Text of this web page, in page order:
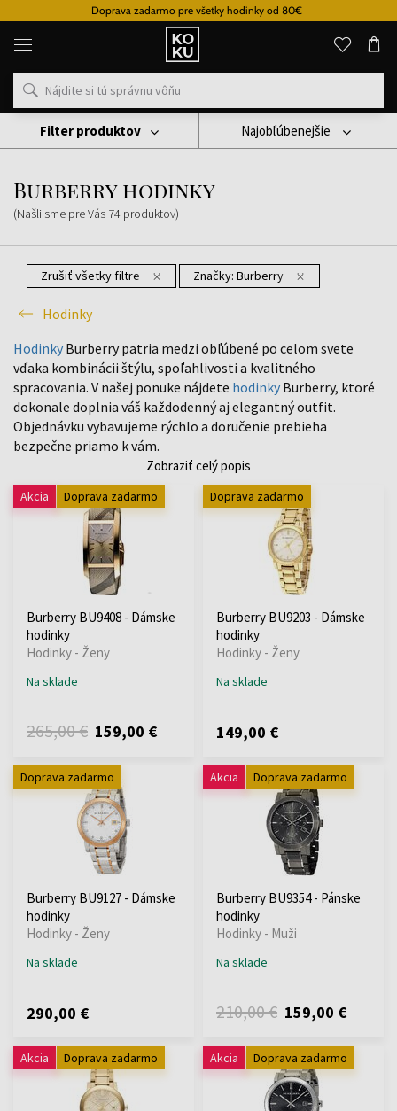
Doprava zadarmo pre všetky hodinky od 80€
Originálne
parfémy
hodinky
na
mieste
Hodinky
Burberry Hodinky
Burberry hodinky
(Našli sme pre Vás 74 produktov)
Najobľúbenejšie
Zrušiť všetky filtre Značky: Burberry
Hodinky
Filter produktov
Hodinky Burberry patria medzi obľúbené po celom svete
vďaka kombinácii štýlu, spoľahlivosti a kvalitného
spracovania. V našej ponuke nájdete hodinky Burberry, ktoré
dokonale doplnia váš každodenný aj elegantný outfit.
Objednávku vybavujeme rýchlo a doručenie prebieha
bezpečne priamo k vám.
Zobraziť celý popis
Akcia Doprava zadarmo
Burberry BU9408 - Dámske
hodinky
Hodinky - Ženy
Na sklade
265,00 € 159,00 €
Doprava zadarmo
Burberry BU9203 - Dámske
hodinky
Hodinky - Ženy
Na sklade
149,00 €
Doprava zadarmo
Burberry BU9127 - Dámske
hodinky
Hodinky - Ženy
Na sklade
290,00 €
Akcia Doprava zadarmo
Burberry BU9354 - Pánske
hodinky
Hodinky - Muži
Na sklade
210,00 € 159,00 €
Akcia Doprava zadarmo Akcia Doprava zadarmo